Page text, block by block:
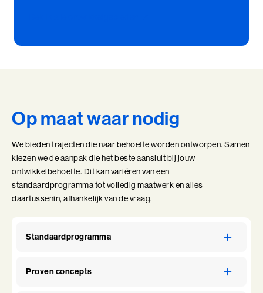
Ik en de Anderen
Inzicht in Ambitie
Jouw Kracht in Culturele Diversiteit
Leiden van Veranderingen
Leiden van Veranderingen (BaakBoost)
Leiderschap en Reflectie in de Publieke Sector (BaakBoost)
Op maat waar nodig
We bieden trajecten die naar behoefte worden ontworpen. Samen
kiezen we de aanpak die het beste aansluit bij jouw
ontwikkelbehoefte. Dit kan variëren van een
standaardprogramma tot volledig maatwerk en alles
daartussenin, afhankelijk van de vraag.
Standaardprogramma
Proven concepts